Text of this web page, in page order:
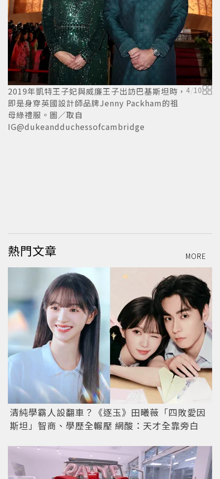
2019年凱特王子妃與威廉王子出訪巴基斯坦時，
即是身穿英國設計師品牌Jenny Packham的祖
母綠禮服。圖／取自
IG@dukeandduchessofcambridge
4/10
熱門文章 MORE
清純學霸人設翻車？《逐玉》田曦薇「四敗愛因
斯坦」智商、學歷全輾壓 網酸：天才全靠旁白